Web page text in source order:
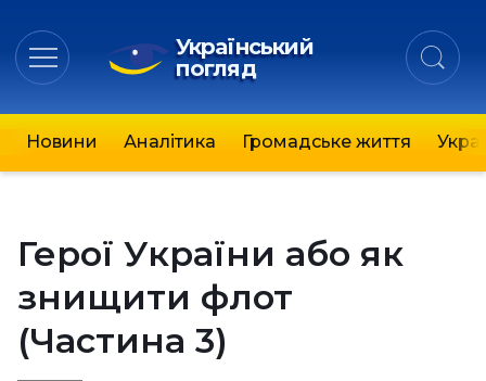
Український
погляд
Новини Аналітика Громадське життя
Герої України або як
знищити флот
(Частина 3)